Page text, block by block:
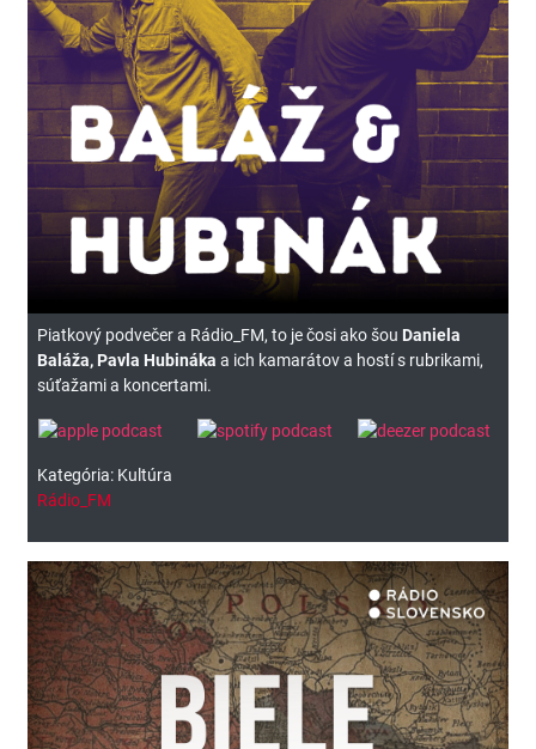
Piatkový podvečer a Rádio_FM, to je čosi ako šou Daniela
Baláža, Pavla Hubináka a ich kamarátov a hostí s rubrikami,
súťažami a koncertami.
Kategória: Kultúra
Rádio_FM